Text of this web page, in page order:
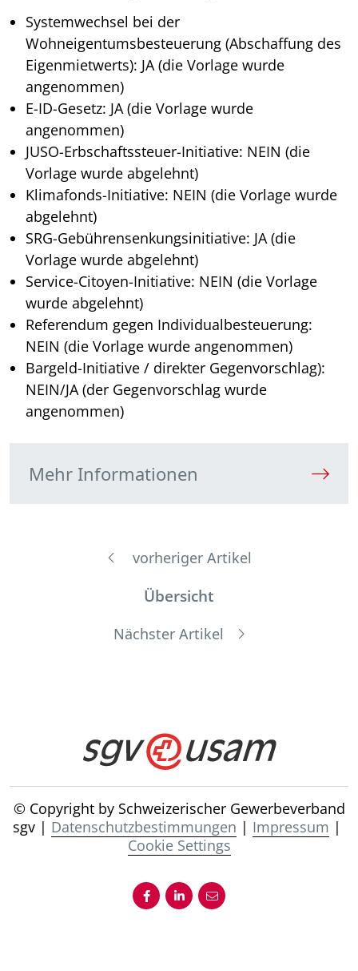
Systemwechsel bei der
Wohneigentumsbesteuerung (Abschaffung des
Eigenmietwerts): JA (die Vorlage wurde
angenommen)
E-ID-Gesetz: JA (die Vorlage wurde
angenommen)
JUSO-Erbschaftssteuer-Initiative: NEIN (die
Vorlage wurde abgelehnt)
Klimafonds-Initiative: NEIN (die Vorlage wurde
abgelehnt)
SRG-Gebührensenkungsinitiative: JA (die
Vorlage wurde abgelehnt)
Service-Citoyen-Initiative: NEIN (die Vorlage
wurde abgelehnt)
Referendum gegen Individualbesteuerung:
NEIN (die Vorlage wurde angenommen)
Bargeld-Initiative / direkter Gegenvorschlag):
NEIN/JA (der Gegenvorschlag wurde
angenommen)
Mehr Informationen
vorheriger Artikel
Übersicht
Nächster Artikel
© Copyright by Schweizerischer Gewerbeverband
sgv | Datenschutzbestimmungen | Impressum |
Cookie Settings